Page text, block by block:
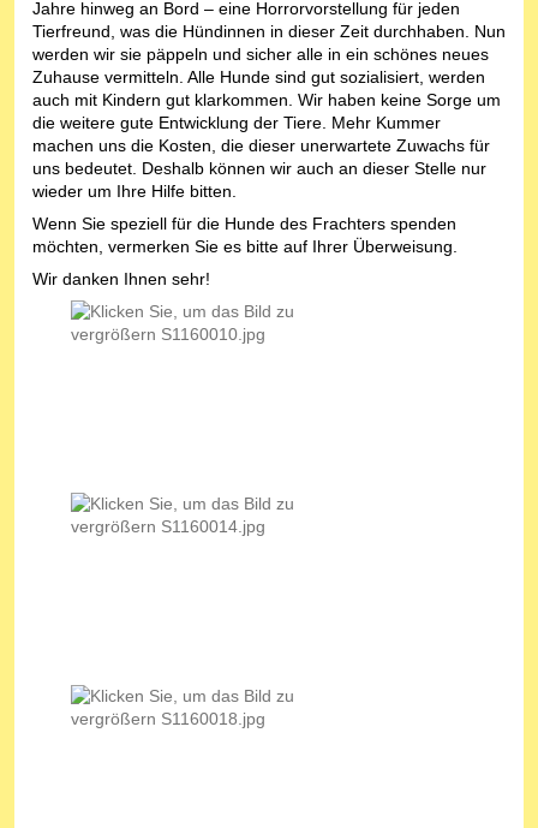
Jahre hinweg an Bord – eine Horrorvorstellung für jeden
Tierfreund, was die Hündinnen in dieser Zeit durchhaben. Nun
werden wir sie päppeln und sicher alle in ein schönes neues
Zuhause vermitteln. Alle Hunde sind gut sozialisiert, werden
auch mit Kindern gut klarkommen. Wir haben keine Sorge um
die weitere gute Entwicklung der Tiere. Mehr Kummer
machen uns die Kosten, die dieser unerwartete Zuwachs für
uns bedeutet. Deshalb können wir auch an dieser Stelle nur
wieder um Ihre Hilfe bitten.
Wenn Sie speziell für die Hunde des Frachters spenden
möchten, vermerken Sie es bitte auf Ihrer Überweisung.
Wir danken Ihnen sehr!